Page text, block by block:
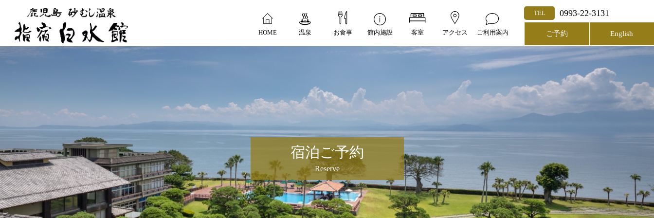
HOME 温泉 お食事 館内施設 客室 アクセス ご利用案内
TEL 0993-22-3131
ご予約 English
宿泊ご予約
Reserve